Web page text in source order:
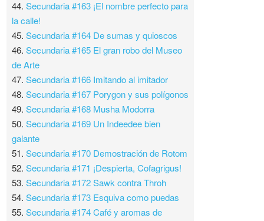
44.Secundaria #163 ¡El nombre perfecto para
la calle!
45.Secundaria #164 De sumas y quioscos
46.Secundaria #165 El gran robo del Museo
de Arte
47.Secundaria #166 Imitando al imitador
48.Secundaria #167 Porygon y sus polígonos
49.Secundaria #168 Musha Modorra
50.Secundaria #169 Un Indeedee bien
galante
51.Secundaria #170 Demostración de Rotom
52.Secundaria #171 ¡Despierta, Cofagrigus!
53.Secundaria #172 Sawk contra Throh
54.Secundaria #173 Esquiva como puedas
55.Secundaria #174 Café y aromas de